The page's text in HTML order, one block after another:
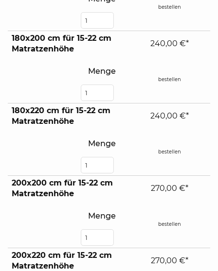
bestellen
180x200 cm für 15-22 cm
Matratzenhöhe
Menge
240,00 €*
bestellen
180x220 cm für 15-22 cm
Matratzenhöhe
Menge
240,00 €*
bestellen
200x200 cm für 15-22 cm
Matratzenhöhe
Menge
270,00 €*
bestellen
200x220 cm für 15-22 cm
Matratzenhöhe
270,00 €*